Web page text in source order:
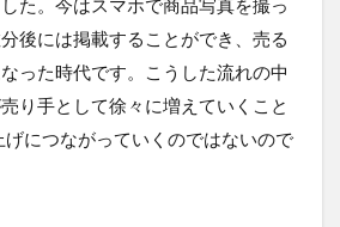
後には掲載することができ、売る
った時代です。こうした流れの中
り手として徐々に増えていくこと
げにつながっていくのではないので